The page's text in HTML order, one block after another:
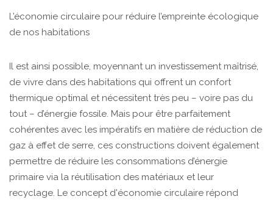
L’économie circulaire pour réduire l’empreinte écologique
de nos habitations
Il est ainsi possible, moyennant un investissement maîtrisé,
de vivre dans des habitations qui offrent un confort
thermique optimal et nécessitent très peu – voire pas du
tout – d’énergie fossile. Mais pour être parfaitement
cohérentes avec les impératifs en matière de réduction de
gaz à effet de serre, ces constructions doivent également
permettre de réduire les consommations d’énergie
primaire via la réutilisation des matériaux et leur
recyclage. Le concept d'économie circulaire répond